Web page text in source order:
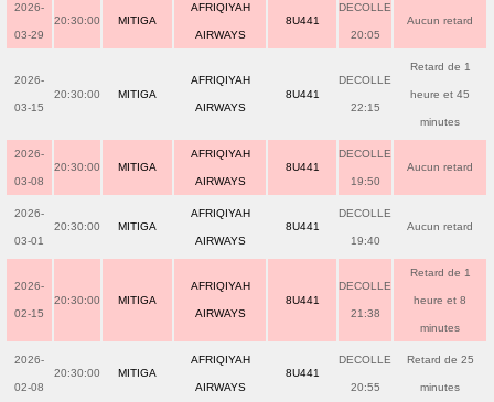
2026-
03-29
20:30:00 MITIGA
AFRIQIYAH
AIRWAYS
8U441
DECOLLE
20:05
Aucun retard
2026-
03-15
20:30:00 MITIGA
AFRIQIYAH
AIRWAYS
8U441
DECOLLE
22:15
Retard de 1
heure et 45
minutes
2026-
03-08
20:30:00 MITIGA
AFRIQIYAH
AIRWAYS
8U441
DECOLLE
19:50
Aucun retard
2026-
03-01
20:30:00 MITIGA
AFRIQIYAH
AIRWAYS
8U441
DECOLLE
19:40
Aucun retard
2026-
02-15
20:30:00 MITIGA
AFRIQIYAH
AIRWAYS
8U441
DECOLLE
21:38
Retard de 1
heure et 8
minutes
2026-
02-08
20:30:00 MITIGA
AFRIQIYAH
AIRWAYS
8U441
DECOLLE
20:55
Retard de 25
minutes